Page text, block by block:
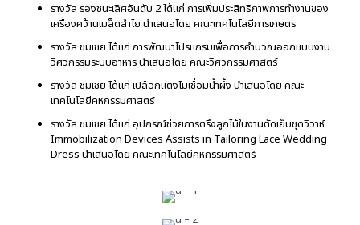
รางวัล รองชนะเลิศอันดับ 2 ได้แก่ การเพิ่มประสิทธิภาพการทำงานของ
เครื่องคว้านเมล็ดลำไย นำเสนอโดย คณะเทคโนโลยีการเกษตร
รางวัล ชมเชย ได้แก่ การพัฒนาโปรแกรมเพื่อการคำนวณออกแบบงาน
วิศวกรรมระบบอาหาร นำเสนอโดย คณะวิศวกรรมศาสตร์
รางวัล ชมเชย ได้แก่ เปลือกแตงโมเชื่อมน้ำผึ้ง นำเสนอโดย คณะ
เทคโนโลยีคหกรรมศาสตร์
รางวัล ชมเชย ได้แก่ อุปกรณ์ช่วยการตรึงลูกไม้ในงานตัดเย็บชุดวิวาห์
Immobilization Devices Assists in Tailoring Lace Wedding
Dress นำเสนอโดย คณะเทคโนโลยีคหกรรมศาสตร์
รางวัลชนะเลิศอันดับ 1